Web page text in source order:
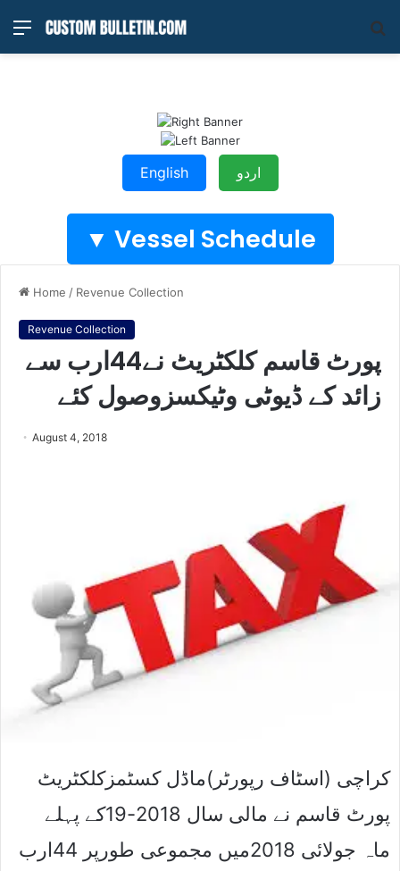
Menu
English اردو
Vessel Schedule ▼
Home / Revenue Collection
Revenue Collection
پورٹ قاسم کلکٹریٹ نے44ارب سے
زائد کے ڈیوٹی وٹیکسزوصول کئے
August 4, 2018
کراچی (اسٹاف رپورٹر)ماڈل کسٹمزکلکٹریٹ
پورٹ قاسم نے مالی سال 2018-19کے پہلے
ماہ جولائی 2018میں مجموعی طورپر 44ارب